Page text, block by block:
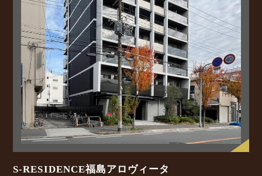
S-RESIDENCE福島アロヴィータ